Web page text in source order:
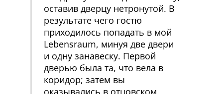
оставив дверцу нетронутой. В
результате чего гостю
приходилось попадать в мой
Lebensraum, минуя две двери
и одну занавеску. Первой
дверью была та, что вела в
коридор; затем вы
оказывались в отцовском